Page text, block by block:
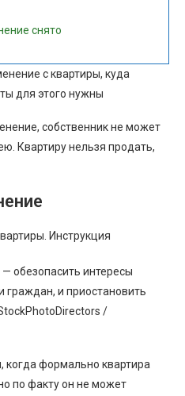
снято
с квартиры, куда
для этого нужны
собственник не может
Квартиру нельзя продать,
обезопасить интересы
граждан, и приостановить
/
когда формально квартира
по факту он не может